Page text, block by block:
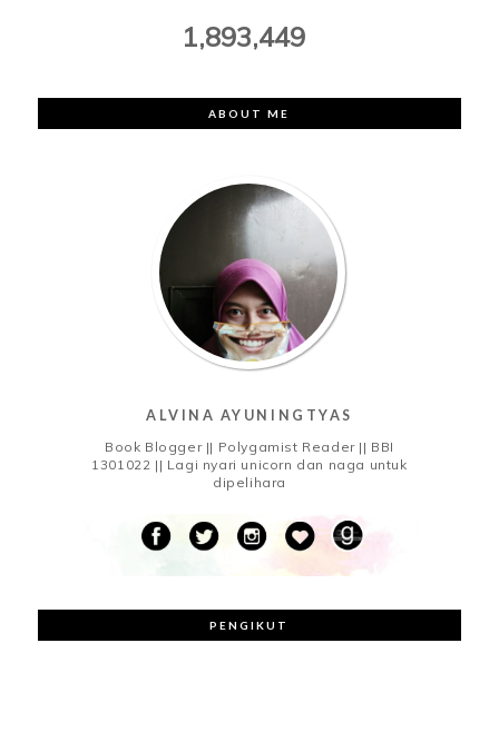
1,893,449
ABOUT ME
ALVINA AYUNINGTYAS
Book Blogger || Polygamist Reader || BBI
1301022 || Lagi nyari unicorn dan naga untuk
dipelihara
PENGIKUT